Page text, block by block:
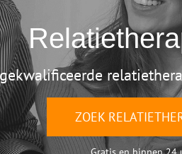
ZOEK